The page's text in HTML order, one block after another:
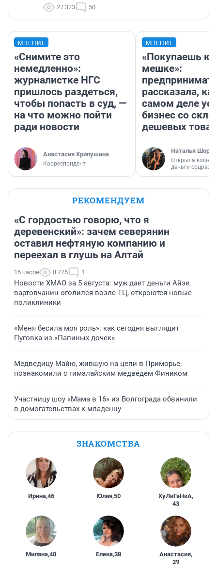
27 323 50
МНЕНИЕ
«Снимите это
немедленно»:
журналистке НГС
пришлось раздеться,
чтобы попасть в суд, —
на что можно пойти
ради новости
Анастасия Хрипушина
Корреспондент
МНЕНИЕ
«Покупаешь
мешке»:
рассказала,
самом деле
бизнес со
дешевых
Наталья
Открыла
деньги
РЕКОМЕНДУЕМ
«С гордостью говорю, что я
деревенский»: зачем северянин
оставил нефтяную компанию и
переехал в глушь на Алтай
15 часов 8 775 1
Новости ХМАО за 5 августа: муж дает деньги Айзе,
вартовчанин оголился возле ТЦ, откроются новые
поликлиники
«Меня бесила моя роль»: как сегодня выглядит
Пуговка из «Папиных дочек»
Медведицу Майю, жившую на цепи в Приморье,
познакомили с гималайским медведем Фиником
Участницу шоу «Мама в 16» из Волгограда обвинили
в домогательствах к младенцу
ЗНАКОМСТВА
Ирина,46 Юлия,50 ХуЛиГаНкА,
43
Милана,40 Елена,38 Анастасия,
29